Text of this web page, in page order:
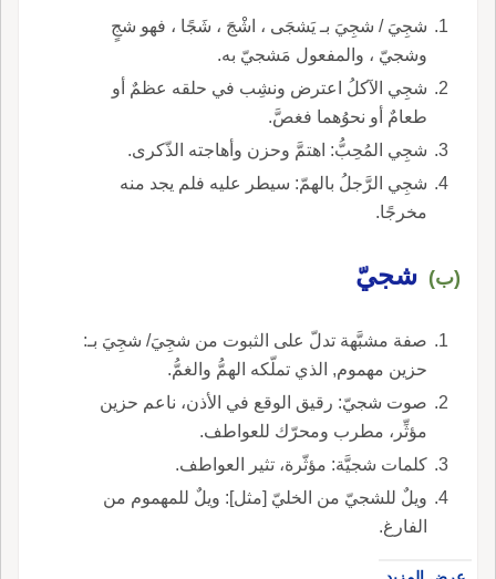
شجِيَ / شجِيَ بـ يَشجَى ، اشْجَ ، شَجًا ، فهو شجٍ
وشجيّ ، والمفعول مَشجيّ به.
شجِي الآكلُ اعترض ونشِب في حلقه عظمٌ أو
طعامٌ أو نحوُهما فغصَّ.
شجِي المُحِبُّ: اهتمَّ وحزن وأهاجته الذّكرى.
شجِي الرَّجلُ بالهمّ: سيطر عليه فلم يجد منه
مخرجًا.
(ب) شجيّ
صفة مشبَّهة تدلّ على الثبوت من شجِيَ/ شجِيَ بـ:
حزين مهموم, الذي تملّكه الهمُّ والغمُّ.
صوت شجيّ: رقيق الوقع في الأذن، ناعم حزين
مؤثِّر، مطرب ومحرّك للعواطف.
كلمات شجيَّة: مؤثّرة، تثير العواطف.
ويلٌ للشجيّ من الخليّ [مثل]: ويلٌ للمهموم من
الفارغ.